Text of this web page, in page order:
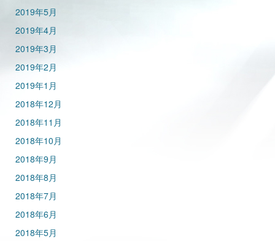
2019年5月
2019年4月
2019年3月
2019年2月
2019年1月
2018年12月
2018年11月
2018年10月
2018年9月
2018年8月
2018年7月
2018年6月
2018年5月